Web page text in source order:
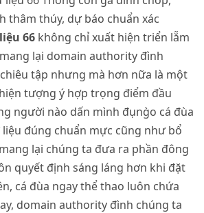
66 không chỉ xuất hiện triển lẵm
lại domain authority đình
tập nhưng mà hơn nữa là một
tượng ý hợp trọng điểm đầu
người nào dấn mình đụng̀o cá đùa
đúng chuẩn mực cũng như bổ
lại chúng ta đưa ra phần đông
quyết định sáng láng hơn khi đặt
cá đùa ngay thể thao luôn chứa
domain authority đình chúng ta